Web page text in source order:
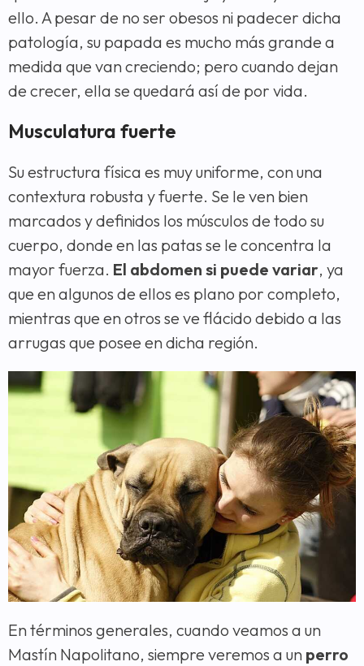
ello. A pesar de no ser obesos ni padecer dicha
patología, su papada es mucho más grande a
medida que van creciendo; pero cuando dejan
de crecer, ella se quedará así de por vida.
Musculatura fuerte
Su estructura física es muy uniforme, con una
contextura robusta y fuerte. Se le ven bien
marcados y definidos los músculos de todo su
cuerpo, donde en las patas se le concentra la
mayor fuerza. El abdomen si puede variar, ya
que en algunos de ellos es plano por completo,
mientras que en otros se ve flácido debido a las
arrugas que posee en dicha región.
En términos generales, cuando veamos a un
Mastín Napolitano, siempre veremos a un perro